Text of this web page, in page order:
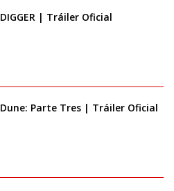
DIGGER | Tráiler Oficial
Dune: Parte Tres | Tráiler Oficial